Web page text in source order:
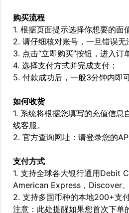
购买流程
1. 根据页面提示选择你想要的面
2. 请仔细核对账号，一旦错误无
3. 点击“立即购买”按钮，进入
4. 选择支付方式并完成支付；
5. 付款成功后，一般3分钟内即
如何收货
1. 系统将根据您填写的充值信
线客服。
2. 官方查询网址：请登录您的
支付方式
1. 支持全球各大银行通用Debit
American Express，Discover
2. 支持多国币种的本地200+支
注意：此处提醒如果您首次下单